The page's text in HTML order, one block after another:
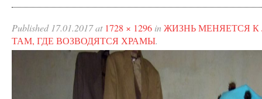
Published 17.01.2017at 1728 × 1296 inЖИЗНЬ МЕНЯЕТСЯ
ТАМ, ГДЕ ВОЗВОДЯТСЯ ХРАМЫ.